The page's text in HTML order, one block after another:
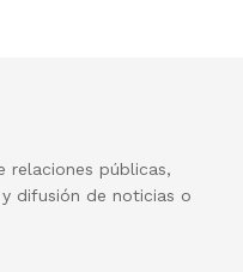
relaciones públicas,
difusión de noticias o